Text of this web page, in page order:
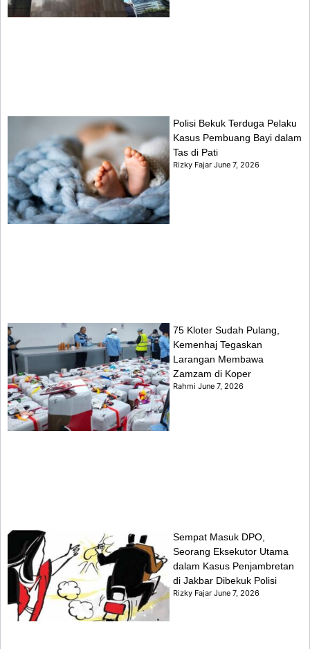
Polisi Bekuk Terduga Pelaku
Kasus Pembuang Bayi dalam
Tas di Pati
Rizky FajarJune 7, 2026
75 Kloter Sudah Pulang,
Kemenhaj Tegaskan
Larangan Membawa
Zamzam di Koper
RahmiJune 7, 2026
Sempat Masuk DPO,
Seorang Eksekutor Utama
dalam Kasus Penjambretan
di Jakbar Dibekuk Polisi
Rizky FajarJune 7, 2026